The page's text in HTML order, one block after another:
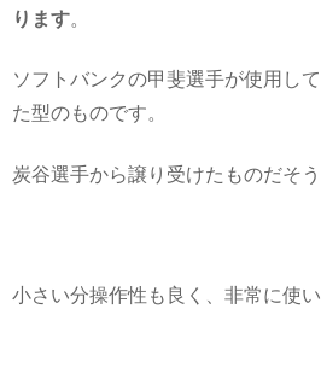
ります。
ソフトバンクの甲斐選手が使用し
た型のものです。
炭谷選手から譲り受けたものだそう
小さい分操作性も良く、非常に使い